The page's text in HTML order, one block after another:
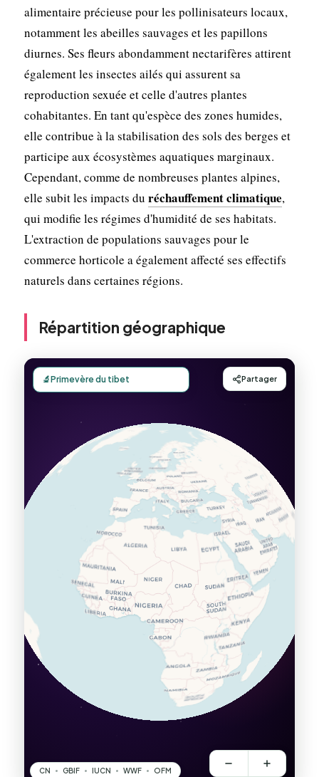
alimentaire précieuse pour les pollinisateurs locaux,
notamment les abeilles sauvages et les papillons
diurnes. Ses fleurs abondamment nectarifères attirent
également les insectes ailés qui assurent sa
reproduction sexuée et celle d'autres plantes
cohabitantes. En tant qu'espèce des zones humides,
elle contribue à la stabilisation des sols des berges et
participe aux écosystèmes aquatiques marginaux.
Cependant, comme de nombreuses plantes alpines,
elle subit les impacts du réchauffement climatique,
qui modifie les régimes d'humidité de ses habitats.
L'extraction de populations sauvages pour le
commerce horticole a également affecté ses effectifs
naturels dans certaines régions.
Répartition géographique